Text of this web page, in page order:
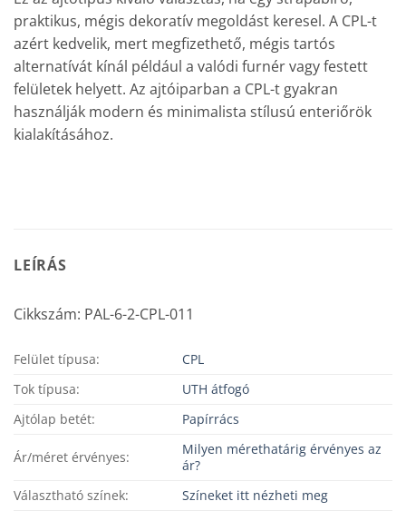
praktikus, mégis dekoratív megoldást keresel. A CPL-t
azért kedvelik, mert megfizethető, mégis tartós
alternatívát kínál például a valódi furnér vagy festett
felületek helyett. Az ajtóiparban a CPL-t gyakran
használják modern és minimalista stílusú enteriőrök
kialakításához.
LEÍRÁS
Cikkszám: PAL-6-2-CPL-011
Felület típusa:
CPL
Tok típusa:
UTH átfogó
Ajtólap betét:
Papírrács
Ár/méret érvényes:
Milyen mérethatárig érvényes az
ár?
Választható színek:
Színeket itt nézheti meg